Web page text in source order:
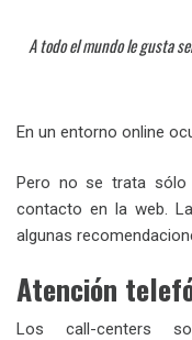
A todo el mundo le gusta
En un entorno online
Pero no se trata sólo
contacto en la web.
algunas
Atención
Los call-centers